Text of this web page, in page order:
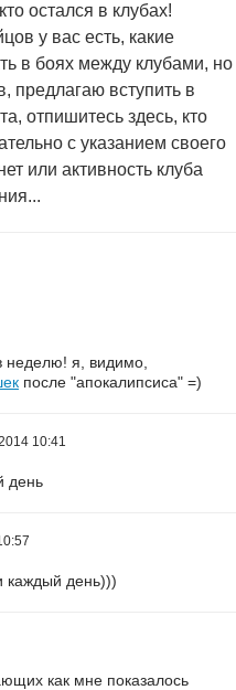
остался в клубах!
у вас есть, какие
в боях между клубами, но
предлагаю вступить в
отпишитесь здесь, кто
с указанием своего
или активность клуба
неделю! я, видимо,
после "апокалипсиса" =)
10:41
день
каждый день)))
как мне показалось